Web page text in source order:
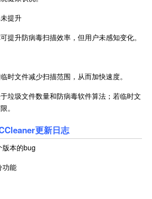
提升
提升防病毒扫描效率，但用户未感知变化。
时文件减少扫描范围，从而加快速度。
垃圾文件数量和防病毒软件算法；若临时文
。
更新日志
本的bug
能